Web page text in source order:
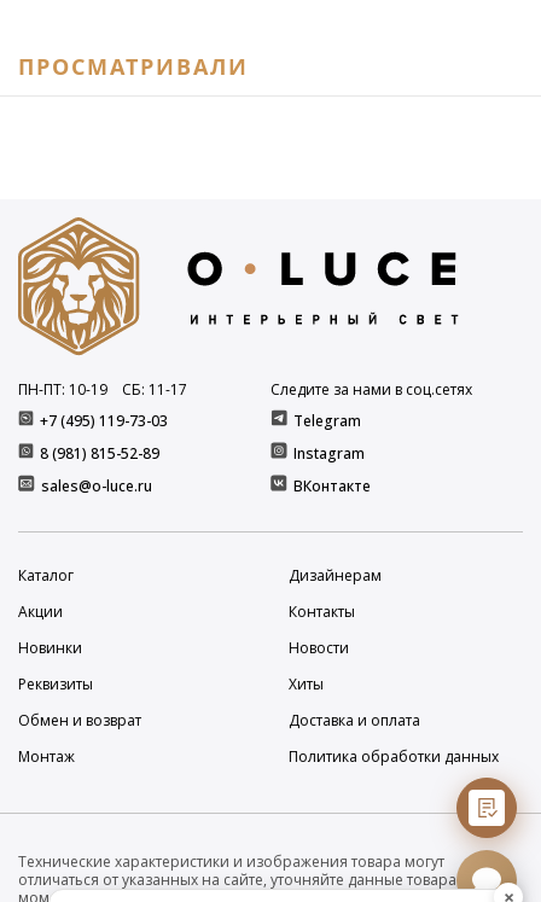
ПРОСМАТРИВАЛИ
+7 (495) 119-73-03
8 (981) 815-52-89
ПН-ПТ: 10-19 СБ: 11-17
sales@o-luce.ru
Следите за нами в соц.сетях
Telegram
Instagram
ВКонтакте
Каталог
Дизайнерам
Акции
Контакты
Новинки
Новости
Реквизиты
Хиты
Обмен и возврат
Доставка и оплата
Монтаж
Политика обработки данных
Технические характеристики и изображения товара могут
отличаться от указанных на сайте, уточняйте данные товара на
момент покупки и оплаты. Вся информация на сайте о товарах носит